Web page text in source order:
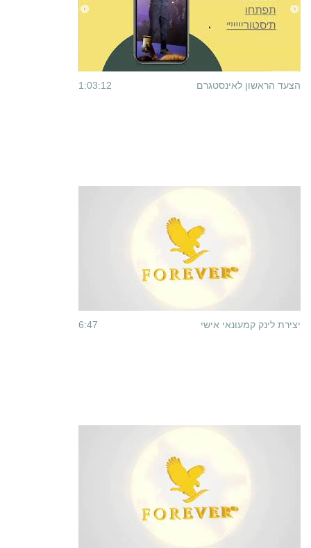
1:03:12 הצעד הראשון לאינסטגרם
6:47 יצירת לינק קמעונאי אישי